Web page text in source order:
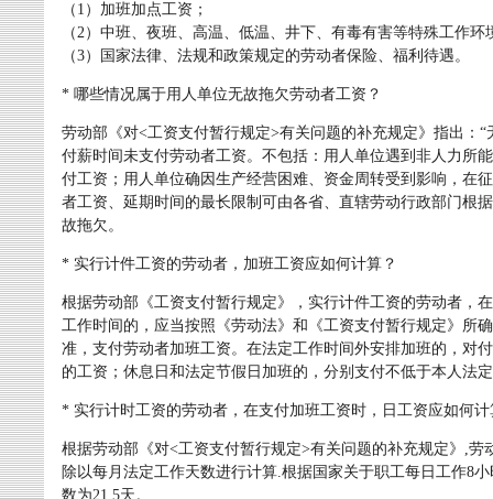
（1）加班加点工资；
（2）中班、夜班、高温、低温、井下、有毒有害等特殊工作
（3）国家法律、法规和政策规定的劳动者保险、福利待遇。
* 哪些情况属于用人单位无故拖欠劳动者工资？
劳动部《对<工资支付暂行规定>有关问题的补充规定》指出：
付薪时间未支付劳动者工资。不包括：用人单位遇到非人力所
付工资；用人单位确因生产经营困难、资金周转受到影响，在
者工资、延期时间的最长限制可由各省、直辖劳动行政部门根
故拖欠。
* 实行计件工资的劳动者，加班工资应如何计算？
根据劳动部《工资支付暂行规定》，实行计件工资的劳动者，
工作时间的，应当按照《劳动法》和《工资支付暂行规定》所
准，支付劳动者加班工资。在法定工作时间外安排加班的，对
的工资；休息日和法定节假日加班的，分别支付不低于本人法
* 实行计时工资的劳动者，在支付加班工资时，日工资应如何计
根据劳动部《对<工资支付暂行规定>有关问题的补充规定》,
除以每月法定工作天数进行计算.根据国家关于职工每日工作8
数为21.5天。